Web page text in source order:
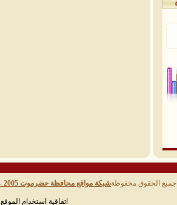
جميع الحقوق محفوظةشبكة مواقع محافظة حضرموت 2005 - 2026
اتفاقية استخدام الموقع